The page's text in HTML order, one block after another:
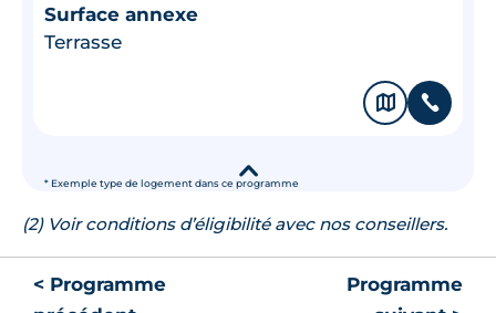
* Exemple type de logement dans ce programme
Surface annexe
Terrasse
🗞 📞
▾
(2) Voir conditions d’éligibilité avec nos conseillers.
< Programme
Programme